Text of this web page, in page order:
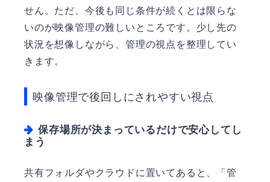
せん。ただ、今後も同じ条件が続くとは限らな
いのが映像管理の難しいところです。少し先の
状況を想像しながら、管理の視点を整理してい
きます。
映像管理で後回しにされやすい視点
保存場所が決まっているだけで安心してし
まう
共有フォルダやクラウドに置いてあると、「管